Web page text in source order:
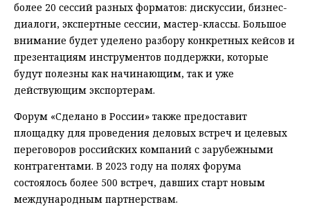
более 20 сессий разных форматов: дискуссии, бизнес-
диалоги, экспертные сессии, мастер-классы. Большое
внимание будет уделено разбору конкретных кейсов и
презентациям инструментов поддержки, которые
будут полезны как начинающим, так и уже
действующим экспортерам.
Форум «Сделано в России» также предоставит
площадку для проведения деловых встреч и целевых
переговоров российских компаний с зарубежными
контрагентами. В 2023 году на полях форума
состоялось более 500 встреч, давших старт новым
международным партнерствам.